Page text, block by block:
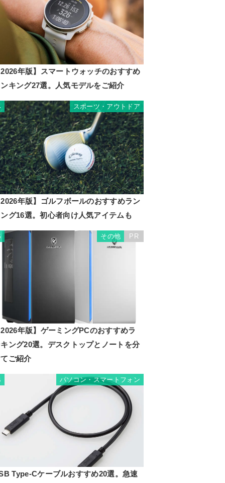
年版】スマートウォッチのおすすめ
キング27選。人気モデルをご紹介
スポーツ・アウトドア
年版】ゴルフボールのおすすめラン
グ16選。初心者向け人気アイテムも
その他 PR
年版】ゲーミングPCのおすすめラ
ング20選。デスクトップとノートを分
ご紹介
パソコン・スマートフォン
Type-Cケーブルおすすめ20選。急速